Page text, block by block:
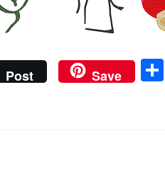
Post Save